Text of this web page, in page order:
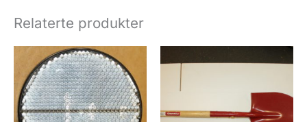
Max,
12
antall
Relaterte produkter